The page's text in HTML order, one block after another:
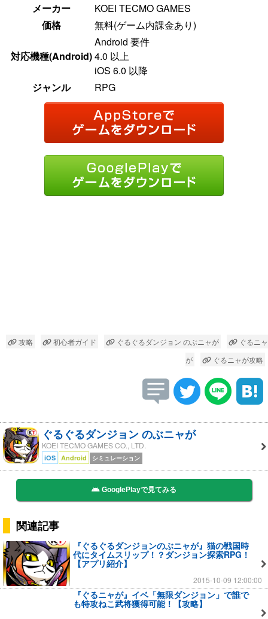
メーカー
KOEI TECMO GAMES
価格
無料(ゲーム内課金あり)
対応機種(Android)
Android 要件
4.0 以上
iOS 6.0 以降
ジャンル
RPG
攻略 初心者ガイド ぐるぐるダンジョン のぶニャが
ぐるニャ
が
ぐるニャが攻略
ぐるぐるダンジョン のぶニャが
KOEI TECMO GAMES CO., LTD.
iOS Android シミュレーション
GooglePlayで見てみる
関連記事
『ぐるぐるダンジョンのぶニャが』猫の戦国時
代にタイムスリップ！？ダンジョン探索RPG！
【アプリ紹介】
2015-10-09 12:00:00
『ぐるニャが』イベ「無限ダンジョン」で誰で
も特攻ねこ武将獲得可能！【攻略】